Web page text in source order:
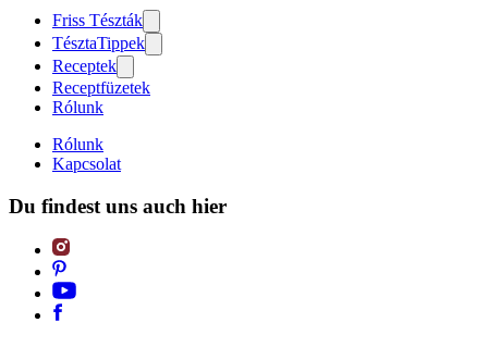
Friss Tészták
TésztaTippek
Receptek
Receptfüzetek
Rólunk
Rólunk
Kapcsolat
Du findest uns auch hier